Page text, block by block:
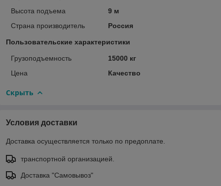
Высота подъема
9 м
Страна производитель
Россия
Пользовательские характеристики
Грузоподъемность
15000 кг
Цена
Качество
Скрыть
Условия доставки
Доставка осуществляется только по предоплате.
транспортной организацией.
Доставка "Самовывоз"